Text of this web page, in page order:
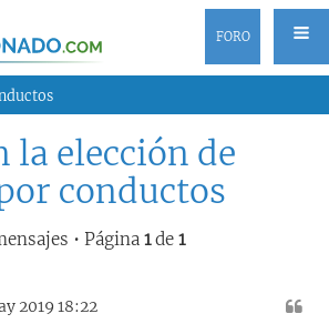
FORO
la elección de
conductos
• Página 1de 1
2019 18:22